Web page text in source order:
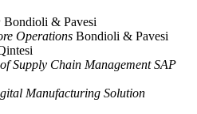
Bondioli & Pavesi
Operations Bondioli & Pavesi
Supply Chain Management SAP
Manufacturing Solution